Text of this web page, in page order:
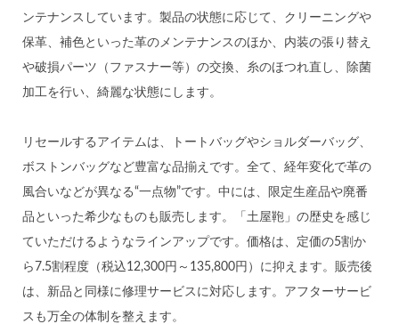
ンテナンスしています。製品の状態に応じて、クリーニングや
保革、補色といった革のメンテナンスのほか、内装の張り替え
や破損パーツ（ファスナー等）の交換、糸のほつれ直し、除菌
加工を行い、綺麗な状態にします。
リセールするアイテムは、トートバッグやショルダーバッグ、
ボストンバッグなど豊富な品揃えです。全て、経年変化で革の
風合いなどが異なる“一点物”です。中には、限定生産品や廃番
品といった希少なものも販売します。「土屋鞄」の歴史を感じ
ていただけるようなラインアップです。価格は、定価の5割か
ら7.5割程度（税込12,300円～135,800円）に抑えます。販売後
は、新品と同様に修理サービスに対応します。アフターサービ
スも万全の体制を整えます。